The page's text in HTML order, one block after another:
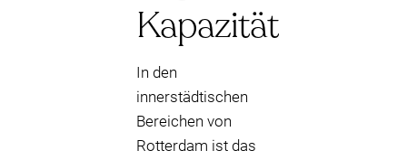
Kapazität
In den
innerstädtischen
Bereichen von
Rotterdam ist das